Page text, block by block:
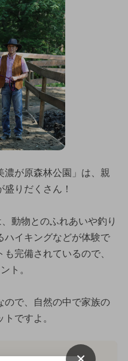
濃が原森林公園」は、親
りだくさん！
動物とのふれあいや釣り
ハイキングなどが体験で
完備されているので、
ト。
ので、自然の中で家族の
ですよ。